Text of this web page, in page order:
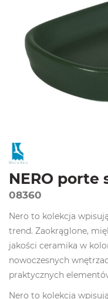
NERO porte
08360
Nero to kolekcja
trend. Zaokrąglone,
jakości ceramika w
nowoczesnych
praktycznych
Nero to kolekcja